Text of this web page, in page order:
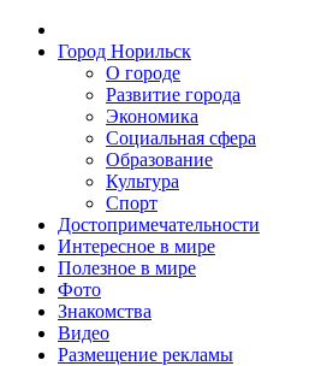
Город Норильск
О городе
Развитие города
Экономика
Социальная сфера
Образование
Культура
Спорт
Достопримечательности
Интересное в мире
Полезное в мире
Фото
Знакомства
Видео
Размещение рекламы